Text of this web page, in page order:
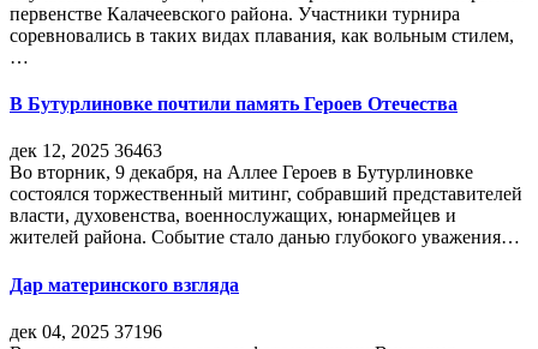
первенстве Калачеевского района. Участники турнира
соревновались в таких видах плавания, как вольным стилем,
…
В Бутурлиновке почтили память Героев Отечества
дек 12, 2025 36463
Во вторник, 9 декабря, на Аллее Героев в Бутурлиновке
состоялся торжественный митинг, собравший представителей
власти, духовенства, военнослужащих, юнармейцев и
жителей района. Событие стало данью глубокого уважения…
Дар материнского взгляда
дек 04, 2025 37196